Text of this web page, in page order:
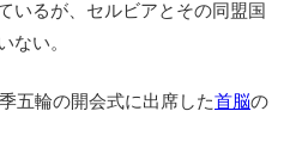
いるが、セルビアとその同盟国
ない。
五輪の開会式に出席した首脳の